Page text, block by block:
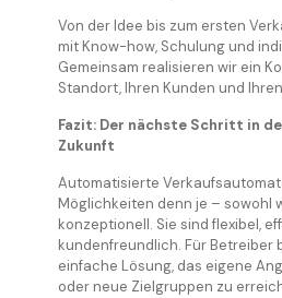
Von der Idee bis zum ersten
mit Know-how, Schulung und
Gemeinsam realisieren wir ein
Standort, Ihren Kunden und
Fazit: Der nächste Schritt in
Zukunft
Automatisierte
Möglichkeiten denn je – sowohl
konzeptionell. Sie sind flexibel,
kundenfreundlich. Für Betreiber
einfache Lösung, das eigene
oder neue Zielgruppen zu